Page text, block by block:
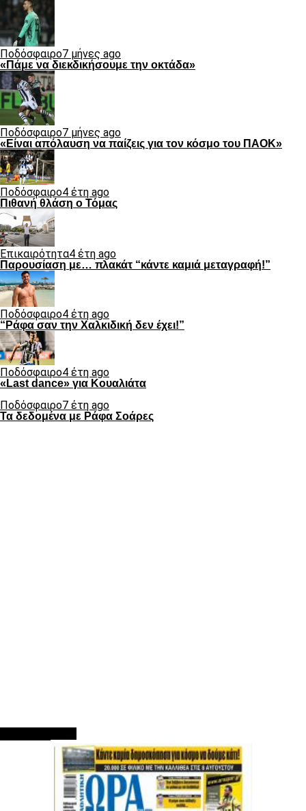
Ποδόσφαιρο7 μήνες ago
«Πάμε να διεκδικήσουμε την οκτάδα»
Ποδόσφαιρο7 μήνες ago
«Είναι απόλαυση να παίζεις για τον κόσμο του ΠΑΟΚ»
Ποδόσφαιρο4 έτη ago
Πιθανή θλάση ο Τόμας
Επικαιρότητα4 έτη ago
Παρουσίαση με… πλακάτ “κάντε καμιά μεταγραφή!”
Ποδόσφαιρο4 έτη ago
“Ράφα σαν την Χαλκιδική δεν έχει!”
Ποδόσφαιρο4 έτη ago
«Last dance» για Κουαλιάτα
Ποδόσφαιρο7 έτη ago
Τα δεδομένα με Ράφα Σοάρες